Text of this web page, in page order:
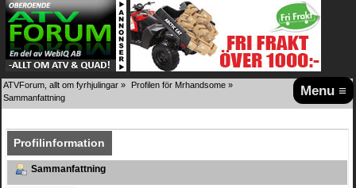
Menu ≡
ATVForum, allt om fyrhjulingar » Profilen för Mrhandsome »
Sammanfattning
Profilinformation
Sammanfattning